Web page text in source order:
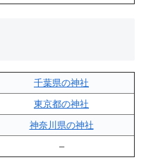
千葉県の神社
東京都の神社
神奈川県の神社
–